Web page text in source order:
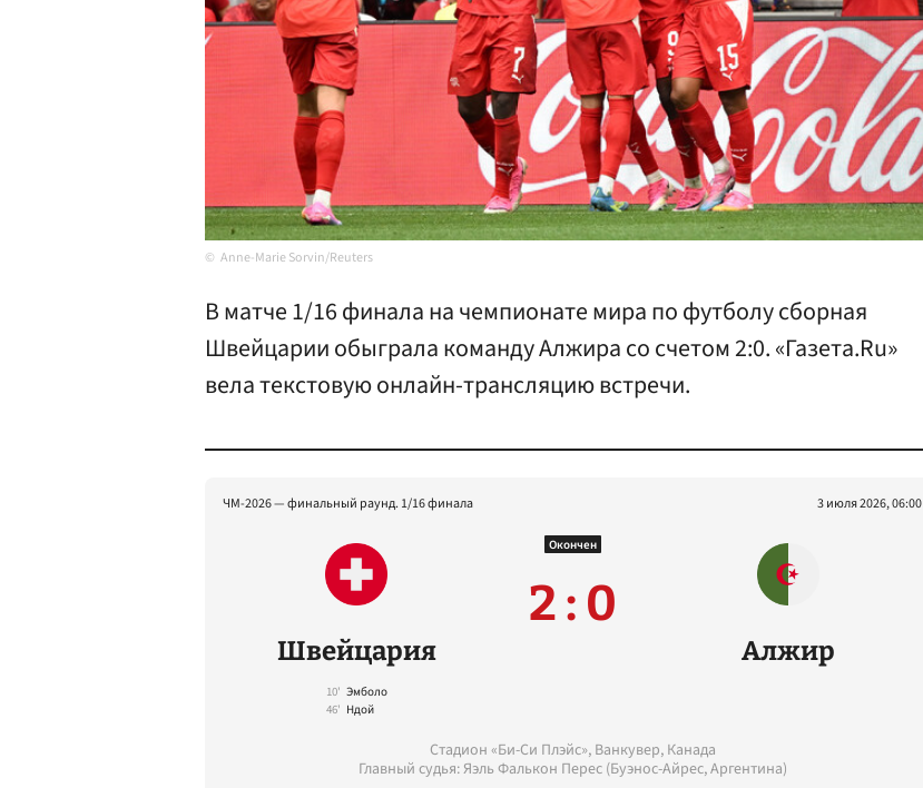
Anne-Marie Sorvin/Reuters
В матче 1/16 финала на чемпионате мира по футболу сборная
Швейцарии обыграла команду Алжира со счетом 2:0. «Газета.Ru»
вела текстовую онлайн-трансляцию встречи.
ЧМ-2026 — финальный раунд. 1/16 финала 3 июля 2026, 06:00
Швейцария
10' Эмболо
46' Ндой
Окончен
2 : 0
Алжир
Стадион «Би-Си Плэйс», Ванкувер, Канада
Главный судья: Яэль Фалькон Перес (Буэнос-Айрес, Аргентина)